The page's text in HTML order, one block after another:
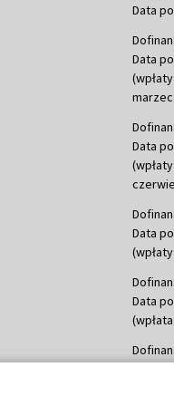
Data
Data
marzec
Data
Data
Data